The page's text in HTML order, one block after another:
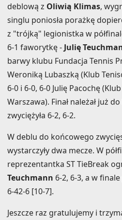
deblową z Oliwią Klimas,
singlu poniosła porażkę
z "trójką" legionistka w
6-1 faworytkę - Julię
barwy klubu Fundacja Tennis
Weroniką Lubaszką (Klub
6-0 i 6-0, 6-0 Julię Pacochę
Warszawa). Finał należał już
zwyciężyła 6-2, 6-2.
W deblu do końcowego
wystarczyły dwa mecze. W
reprezentantka ST TieBreak
Teuchmann 6-2, 6-3, a w
6-42-6 [10-7].
Jeszcze raz gratulujemy i